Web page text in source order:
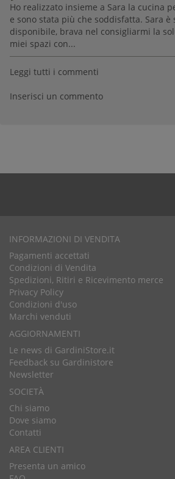
Ho realizzato insieme a Sara la cucina
e sono stata più che soddisfatta. Sara è
disponibile, brava nel consigliarmi la
miei spazi con...
Leggi tutti i commenti
Inserisci un commento
INFORMAZIONI DI VENDITA
Pagamenti accettati
Condizioni di Vendita
Spedizioni, Ritiri e Ricevimento merce
Privacy Policy
Condizioni d'uso
Marchi venduti
AGGIORNAMENTI
Le news di GardiniStore.it
Feedback su Gardinistore
Newsletter
SOCIETÀ
Chi siamo
Dove siamo
Contatti
AREA CLIENTI
Presenta un amico